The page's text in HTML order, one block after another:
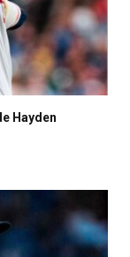
Hayden